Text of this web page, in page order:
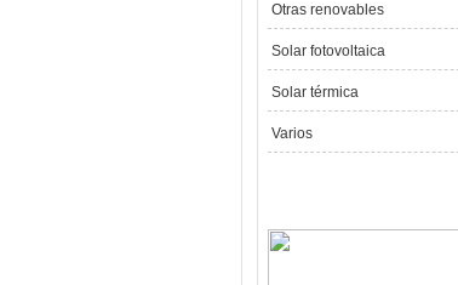
Otras renovables
Solar fotovoltaica
Solar térmica
Varios